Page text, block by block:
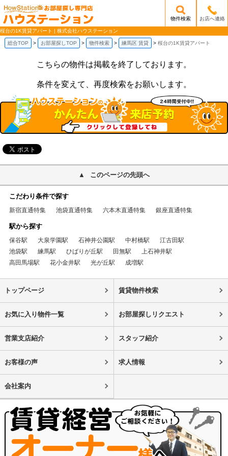
/mobile_img/head-logo.png
物件検索 お店へ連絡
桜台の1K賃貸アパート | 株式会社ハウステーション
総合TOP お部屋探しTOP 物件検索 練馬区 賃貸 桜台の1K賃貸アパート
こちらの物件は掲載を終了しております。
条件を変えて、再度検索をお願いします。
このページの先頭へ
こだわり条件で探す
新宿直通特集 池袋直通特集 六本木直通特集 銀座直通特集
駅から探す
保谷駅 大泉学園駅 石神井公園駅 中村橋駅
江古田駅
池袋駅
練馬駅 ひばりが丘駅 田無駅
上石神井駅
高田馬場駅
花小金井駅 光が丘駅 成増駅
トップページ 賃貸物件検索
お気に入り物件一覧 お部屋探しリクエスト
営業支店紹介 スタッフ紹介
お客様の声 求人情報
会社案内